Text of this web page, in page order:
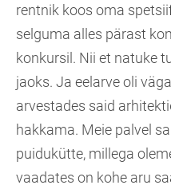
rentnik koos oma
selguma alles pärast
konkursil. Nii et natuke
jaoks. Ja eelarve oli
arvestades said
hakkama. Meie palvel
puidukütte, millega
vaadates on kohe aru